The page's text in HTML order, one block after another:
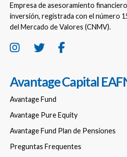
Empresa de asesoramiento
inversión, registrada con el número
del Mercado de Valores (CNMV).
Avantage Capital
Avantage Fund
Avantage Pure Equity
Avantage Fund Plan de Pensiones
Preguntas Frequentes